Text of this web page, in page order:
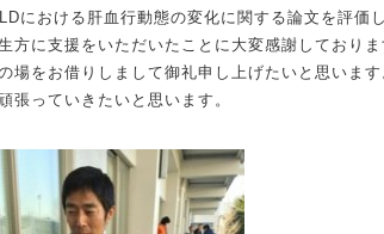
における肝血行動態の変化に関する論文を評価
方に支援をいただいたことに大変感謝しており
場をお借りしまして御礼申し上げたいと思いま
張っていきたいと思います。